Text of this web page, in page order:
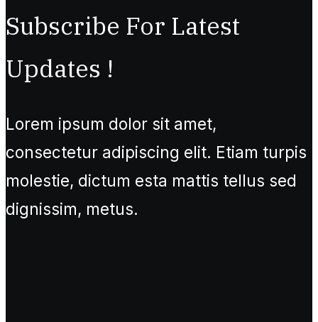
Subscribe For Latest
Updates !
Lorem ipsum dolor sit amet,
consectetur adipiscing elit. Etiam turpis
molestie, dictum esta mattis tellus sed
dignissim, metus.